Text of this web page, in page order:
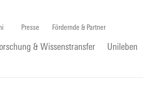
Presse Fördernde & Partner
& Wissenstransfer Unileben